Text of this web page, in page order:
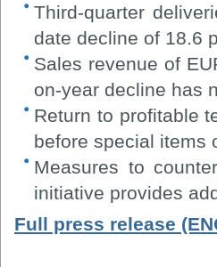
Third-quarter
date decline of 18.6
Sales revenue of
on-year decline has
Return to profitable
before special items
Measures to
initiative provides
Full press release